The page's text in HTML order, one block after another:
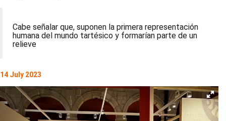
Cabe señalar que, suponen la primera representación
humana del mundo tartésico y formarían parte de un
relieve
14 July 2023